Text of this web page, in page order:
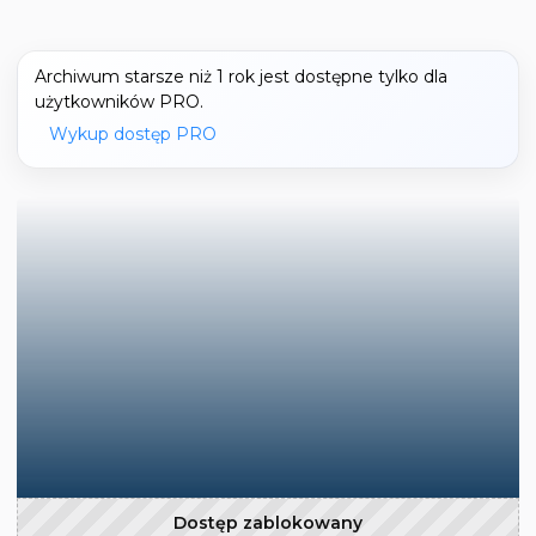
Archiwum starsze niż 1 rok jest dostępne tylko dla
użytkowników PRO.
Wykup dostęp PRO
Dostęp zablokowany